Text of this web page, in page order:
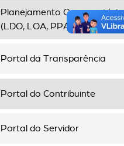
Planejamento Orçamentário
(LDO, LOA, PPA)
Portal da Transparência
Portal do Contribuinte
Portal do Servidor